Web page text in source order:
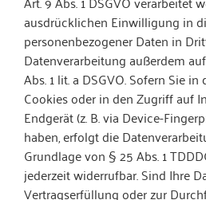
ausdrücklichen Einwilligung in
personenbezogener Daten in
Datenverarbeitung außerdem
Abs. 1 lit. a DSGVO. Sofern Sie
Cookies oder in den Zugriff auf
Endgerät (z. B. via Device-
haben, erfolgt die
Grundlage von § 25 Abs. 1
jederzeit widerrufbar. Sind Ihre
Vertragserfüllung oder zur